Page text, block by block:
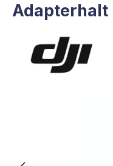
Adapterhalt